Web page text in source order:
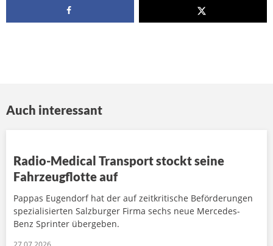
Auch interessant
Radio-Medical Transport stockt seine
Fahrzeugflotte auf
Pappas Eugendorf hat der auf zeitkritische Beförderungen
spezialisierten Salzburger Firma sechs neue Mercedes-
Benz Sprinter übergeben.